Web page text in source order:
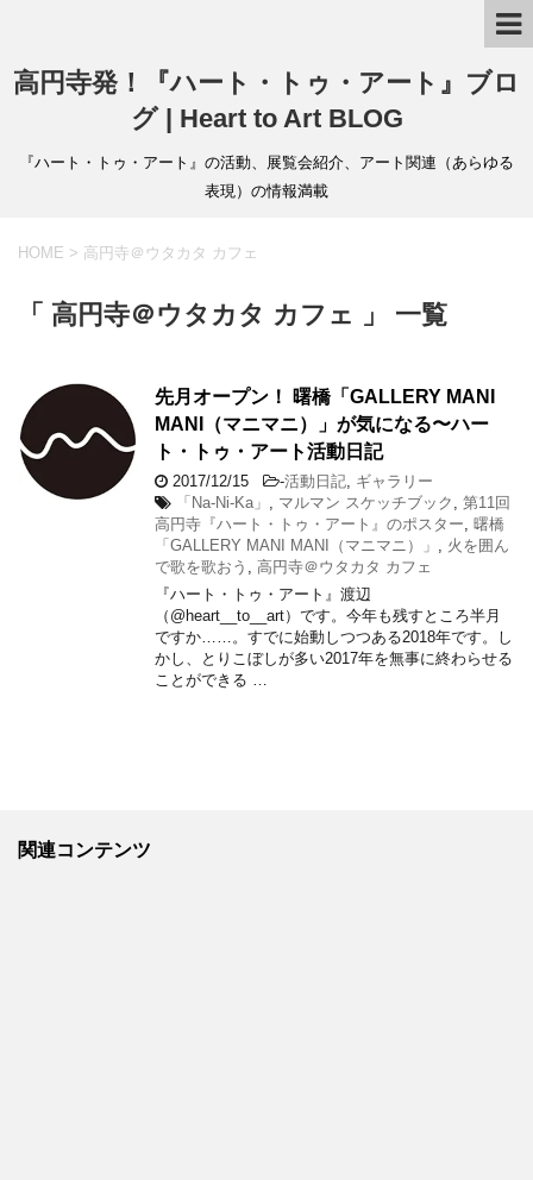
高円寺発！『ハート・トゥ・アート』ブロ
グ | Heart to Art BLOG
『ハート・トゥ・アート』の活動、展覧会紹介、アート関連（あらゆる
表現）の情報満載
HOME > 高円寺＠ウタカタ カフェ
「 高円寺＠ウタカタ カフェ 」 一覧
先月オープン！ 曙橋「GALLERY MANI
MANI（マニマニ）」が気になる〜ハー
ト・トゥ・アート活動日記
2017/12/15 -活動日記 ギャラリー
「Na-Ni-Ka」
マルマン スケッチブック
第11回
高円寺『ハート・トゥ・アート』のポスター 曙橋
「GALLERY MANI MANI（マニマニ）」
火を囲ん
で歌を歌おう
高円寺＠ウタカタ カフェ
『ハート・トゥ・アート』渡辺
（@heart__to__art）です。今年も残すところ半月
ですか……。すでに始動しつつある2018年です。し
かし、とりこぼしが多い2017年を無事に終わらせる
ことができる …
関連コンテンツ